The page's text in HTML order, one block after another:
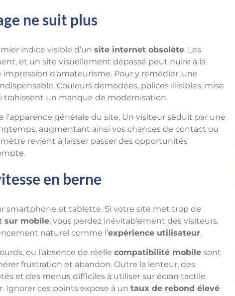
ne suit plus
indice visible d’un site internet obsolète. Les
et un site visuellement dépassé peut nuire à la
d’amateurisme. Pour y remédier, une
Couleurs démodées, polices illisibles, mise
un manque de modernisation.
l’apparence générale du site. Un visiteur séduit par une
augmentant ainsi vos chances de contact ou
revient à laisser passer des opportunités
en berne
smartphone et tablette. Si votre site met trop de
sur mobile, vous perdez inévitablement des visiteurs.
naturel comme l’expérience utilisateur.
ou l’absence de réelle compatibilité mobile sont
frustration et abandon. Outre la lenteur, des
et des menus difficiles à utiliser sur écran tactile
ces points expose à un taux de rebond élevé